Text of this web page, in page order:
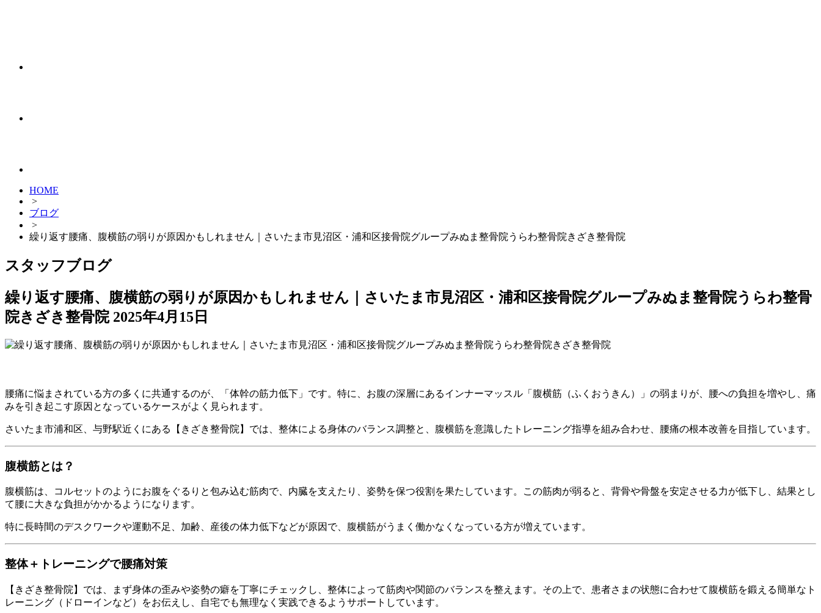
HOME
>
ブログ
>
繰り返す腰痛、腹横筋の弱りが原因かもしれません｜さいたま市見沼区・浦和区接骨院グループみぬま整骨院うらわ整骨院きざき整骨院
スタッフブログ
繰り返す腰痛、腹横筋の弱りが原因かもしれません｜さいたま市見沼区・浦和区接骨院グループみぬま整骨院うらわ整骨
院きざき整骨院 2025年4月15日
腰痛に悩まされている方の多くに共通するのが、「体幹の筋力低下」です。特に、お腹の深層にあるインナーマッスル「腹横筋（ふくおうきん）」の弱まりが、腰への負担を増やし、痛
みを引き起こす原因となっているケースがよく見られます。
さいたま市浦和区、与野駅近くにある【きざき整骨院】では、整体による身体のバランス調整と、腹横筋を意識したトレーニング指導を組み合わせ、腰痛の根本改善を目指しています。
腹横筋とは？
腹横筋は、コルセットのようにお腹をぐるりと包み込む筋肉で、内臓を支えたり、姿勢を保つ役割を果たしています。この筋肉が弱ると、背骨や骨盤を安定させる力が低下し、結果とし
て腰に大きな負担がかかるようになります。
特に長時間のデスクワークや運動不足、加齢、産後の体力低下などが原因で、腹横筋がうまく働かなくなっている方が増えています。
整体＋トレーニングで腰痛対策
【きざき整骨院】では、まず身体の歪みや姿勢の癖を丁寧にチェックし、整体によって筋肉や関節のバランスを整えます。その上で、患者さまの状態に合わせて腹横筋を鍛える簡単なト
レーニング（ドローインなど）をお伝えし、自宅でも無理なく実践できるようサポートしています。